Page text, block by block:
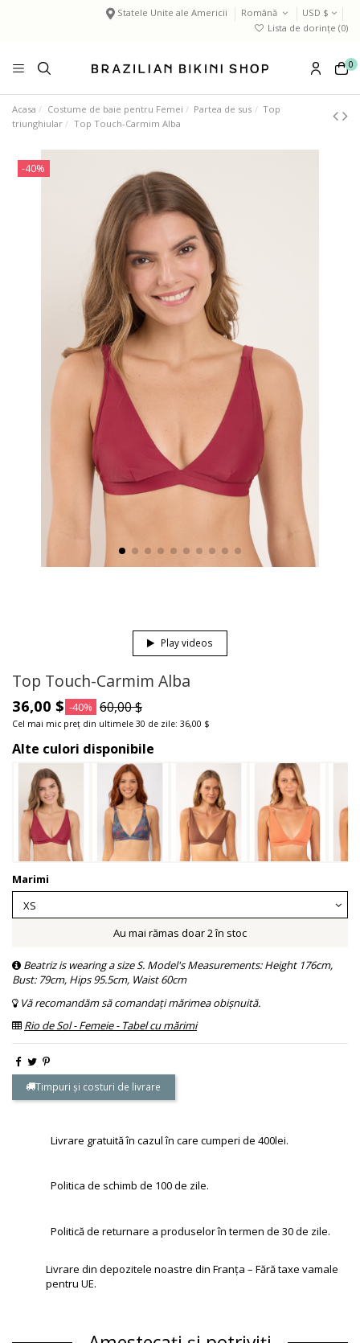
Statele Unite ale Americii Română
USD $
Lista de dorințe (0)
0
Acasa Costume de baie pentru Femei Partea de sus
Top
triunghiular
Top Touch-Carmim Alba
-40%
Play videos
Top Touch-Carmim Alba
36,00 $ -40% 60,00 $
Cel mai mic preț din ultimele 30 de zile: 36,00 $
Alte culori disponibile
Marimi
Au mai rămas doar 2 în stoc
Beatriz is wearing a size S. Model's Measurements: Height 176cm,
Bust: 79cm, Hips 95.5cm, Waist 60cm
Vă recomandăm să comandați mărimea obișnuită.
Rio de Sol - Femeie - Tabel cu mărimi
Timpuri și costuri de livrare
Livrare gratuită în cazul în care cumperi de 400lei.
Politica de schimb de 100 de zile.
Politică de returnare a produselor în termen de 30 de zile.
Livrare din depozitele noastre din Franța – Fără taxe vamale
pentru UE.